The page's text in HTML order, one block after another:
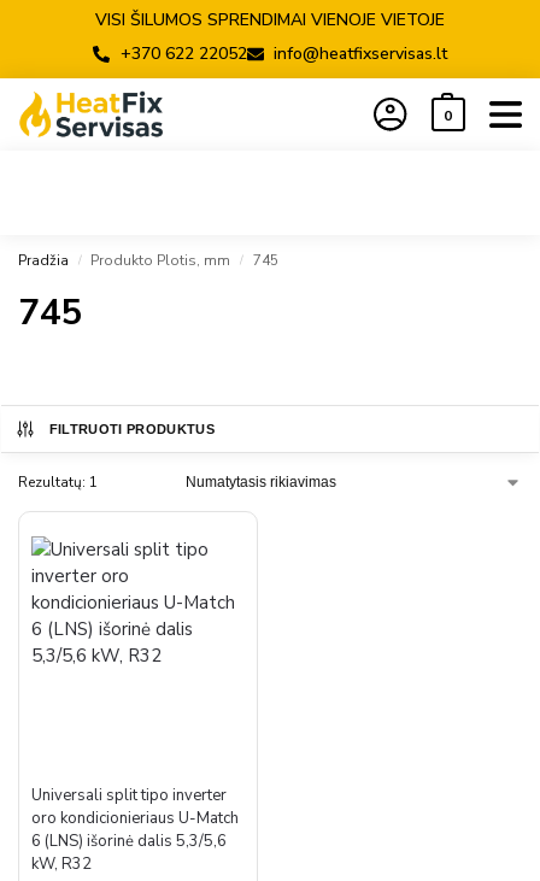
VISI ŠILUMOS SPRENDIMAI VIENOJE VIETOJE
+370 622 22052
info@heatfixservisas.lt
0
Pradžia / Produkto Plotis, mm / 745
745
FILTRUOTI PRODUKTUS
Rezultatų: 1
Universali split tipo inverter
oro kondicionieriaus U-Match
6 (LNS) išorinė dalis 5,3/5,6
kW, R32